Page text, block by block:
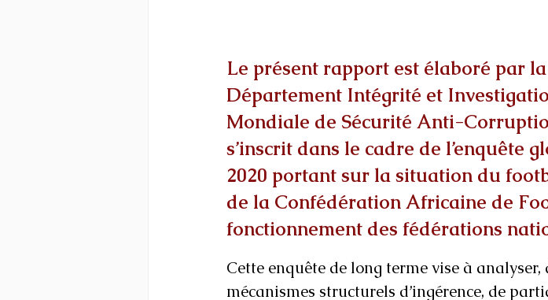
Le présent rapport est élaboré par
Département Intégrité et
Mondiale de Sécurité Anti-
s’inscrit dans le cadre de l’enquête
2020 portant sur la situation du
de la Confédération Africaine de
fonctionnement des fédérations
Cette enquête de long terme vise à
mécanismes structurels d’ingérence, de